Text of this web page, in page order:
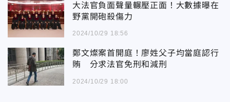
大法官負面聲量輾壓正面！大數據曝在
野黨開砲殺傷力
2024/10/29 18:56
鄭文燦案首開庭！廖姓父子均當庭認行
賄 分求法官免刑和減刑
2024/10/29 18:00